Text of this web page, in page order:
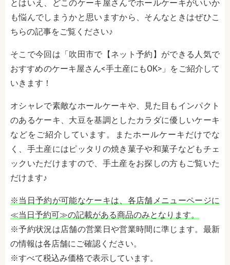
とはいえ、どこのケーキ屋さんでホールケーキがいいか
も悩んでしまうかと思いますから、そんなときはぜひこ
ちらの記事をご覧ください♪
そこで今回は「吹田市で【ネット予約】ができる人気で
おすすめのケーキ屋さん<手土産にもOK>」をご紹介して
いきます！
オシャレで素敵なホールケーキや、見た目もインパクト
のあるケーキ、大豆を基調としたカラダに優しいケーキ
などをご紹介しています。またホールケーキだけでな
く、手土産にはピッタリの焼き菓子や和菓子などもチェ
ックいただけますので、手土産をお探しの方もご覧いた
だけます♪
※当日予約が可能なケーキは、各店舗メニューページに
≪当日予約可≫の記載がある商品のみとなります。
※予約状況は店舗の営業日や営業時間に準じます。最新
の情報は各店舗にご確認ください。
※すべて税込み価格で表示しています。